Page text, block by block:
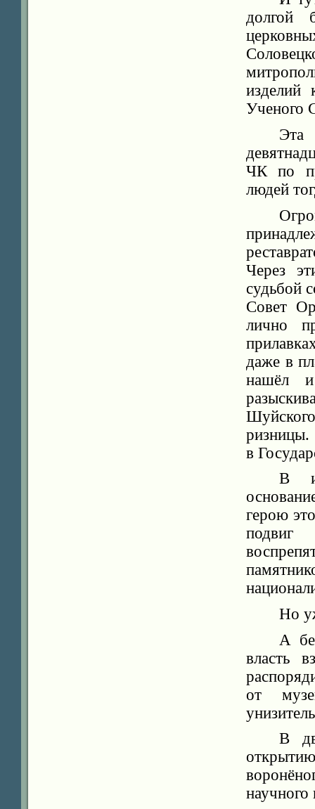
долгой
изделий
Ученого
ЧК по
людей
Через
судьбой
Совет
лично
даже в
нашёл
ризницы.
в
В
герою
Но
А
власть
от
В
научного